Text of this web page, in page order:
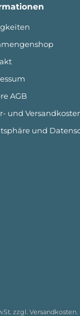
AGB
und
und
zzgl. Versandkosten.